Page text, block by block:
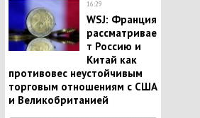
16:29
WSJ: Франция
рассматривае
т Россию и
Китай как
противовес неустойчивым
торговым отношениям с США
и Великобританией